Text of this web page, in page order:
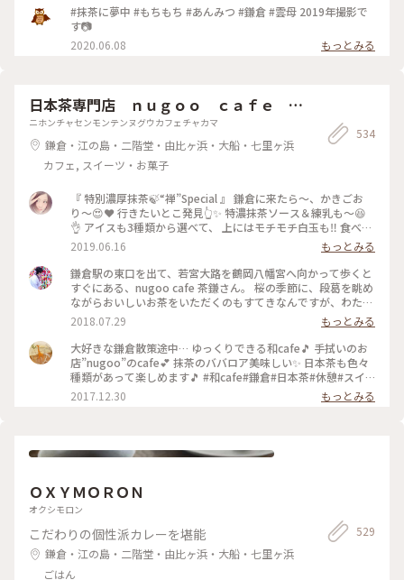
しるこです♨️ お餅のおしるこもありましたが、白玉が有名な
お店ということでこちらを選びました！ 白玉は出来たてで、
つるっとあったかもちもちでした🤍 ひと玉が大きくて幸せ☺️
寒かったので心も体もあったかくなりました♨️ : 本当は白玉の
て、ことりっぷの素敵ユーザーさんたちのご投稿もクリームあ
んみつが大人気みたいですね！ 私も一瞬クリームあんみつが
頭の中をよぎったのですが、ここは初志貫徹ということでおし
るこをいただきました😋 クリームあんみつとっても美味しそ
うなので、ぜひまたおじゃましたいと思います😊 : ちょうど良
い時に入れたようで、私たちの次の方から待ち、食べ終わって
悟かな？ 初詣に富士山、おしるこ…✨ こんなに満喫してまだ
10時半くらいでした！ 早起きは三文の徳ですね😆 :
📷:2026.1.3 Sat. : #開運旅 #初詣 #カフェ #カフェ巡り #スイー
ツ #和スイーツ #白玉 #おしるこ #つるっと #あったか #もちも
ち #念願のおしるこ #美味 #食べログ百名店 #食べログ百名店
巡り #鎌倉 #神奈川 #milkのミルキーな毎日
#抹茶に夢中 #もちもち #あんみつ #鎌倉 #雲母 2019年撮影で
す📷
2020.06.08
もっとみる
日本茶専門店 ｎｕｇｏｏ ｃａｆｅ 茶
鎌
ニホンチャセンモンテンヌグウカフェチャカマ
鎌倉・江の島・二階堂・由比ヶ浜・大船・七里ヶ浜
カフェ, スイーツ・お菓子
534
『 特別濃厚抹茶🍃“禅”Special 』 鎌倉に来たら〜、かきごお
り〜😍❤️ 行きたいとこ発見👆✨ 特濃抹茶ソース＆練乳も〜😆
👌 アイスも3種類から選べて、 上にはモチモチ白玉も‼️ 食べて
くと〜、、 下には小豆が出てきましたぁー‼️🤩‼️ 今日も〜、満
足❤️満足(*´︶`*)❤︎ #初夏の彩り #ひとり旅#おひとりさま#鎌
倉#かきごおり#氷活#雨#抹茶#濃厚#おいしい#風情#新緑#夏
旅2019
2019.06.16
もっとみる
鎌倉駅の東口を出て、若宮大路を鶴岡八幡宮へ向かって歩くと
すぐにある、nugoo cafe 茶鎌さん。 桜の季節に、段葛を眺め
ながらおいしいお茶をいただくのもすてきなんですが、わたし
のおすすめはこちら。 真夏のかき氷……♡ とくに、季節限定
の夏みかん氷が絶品です。 ふわふわの氷に、濃厚な夏みかんシ
ロップ。甘ずっぱい夏みかんにヨーグルトミルクがよく合いま
す。 夏の日差しに疲れたら、こちらでひとやすみ……ひと涼み
いかがですか？ #夏色さがし
2018.07.29
もっとみる
大好きな鎌倉散策途中… ゆっくりできる和cafe🎵 手拭いのお
店”nugoo”のcafe💕 抹茶のババロア美味しい✨ 日本茶も色々
種類があって楽しめます🎵 #和cafe#鎌倉#日本茶#休憩#スイ
ーツ
2017.12.30 もっとみる
ＯＸＹＭＯＲＯＮ
オクシモロン
こだわりの個性派カレーを堪能
鎌倉・江の島・二階堂・由比ヶ浜・大船・七里ヶ浜
ごはん
529